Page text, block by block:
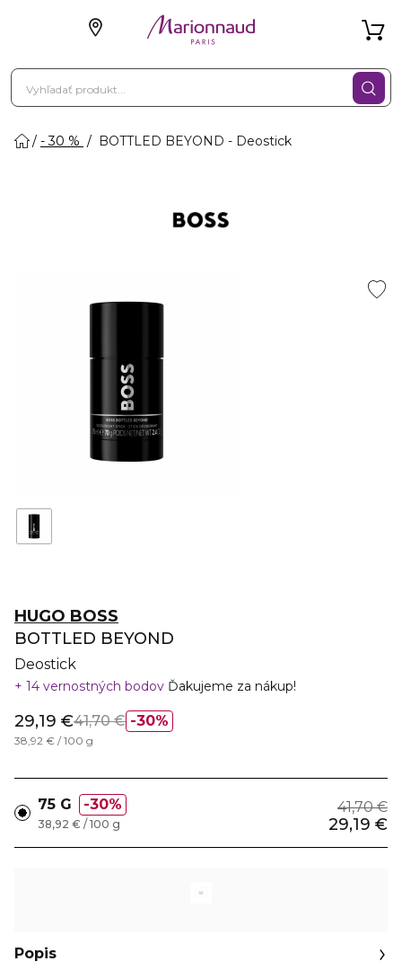
- 30 % BOTTLED BEYOND - Deostick
HUGO BOSS
BOTTLED BEYOND
Deostick
14 vernostných bodov Ďakujeme za nákup!
30%
29,19 €41,70 €
38,92 € / 100 g
75 G 30% 41,70 €
29,19 €
38,92 € / 100 g
Popis